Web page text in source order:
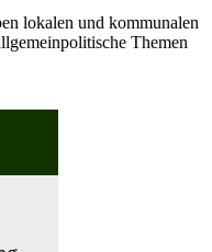
lokalen und kommunalen
Themen